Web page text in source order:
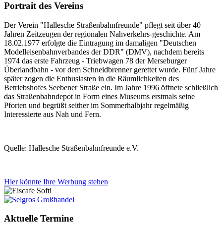
Portrait des Vereins
Der Verein "Hallesche Straßenbahnfreunde" pflegt seit über 40
Jahren Zeitzeugen der regionalen Nahverkehrs-geschichte. Am
18.02.1977 erfolgte die Eintragung im damaligen "Deutschen
Modelleisenbahnverbandes der DDR" (DMV), nachdem bereits
1974 das erste Fahrzeug - Triebwagen 78 der Merseburger
Überlandbahn - vor dem Schneidbrenner gerettet wurde. Fünf Jahre
später zogen die Enthusiasten in die Räumlichkeiten des
Betriebshofes Seebener Straße ein. Im Jahre 1996 öffnete schließlich
das Straßenbahndepot in Form eines Museums erstmals seine
Pforten und begrüßt seither im Sommerhalbjahr regelmäßig
Interessierte aus Nah und Fern.
Quelle: Hallesche Straßenbahnfreunde e.V.
Hier könnte Ihre Werbung stehen
Aktuelle Termine